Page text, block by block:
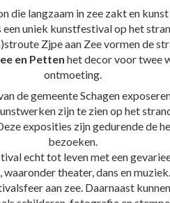
die langzaam in zee zakt en
uniek kunstfestival op het
Zjpe aan Zee vormen de
en Petten het decor voor twee
ontmoeting.
de gemeente Schagen
zijn te zien op het
exposities zijn gedurende de
bezoeken.
echt tot leven met een
, waaronder theater, dans en
aan zee. Daarnaast